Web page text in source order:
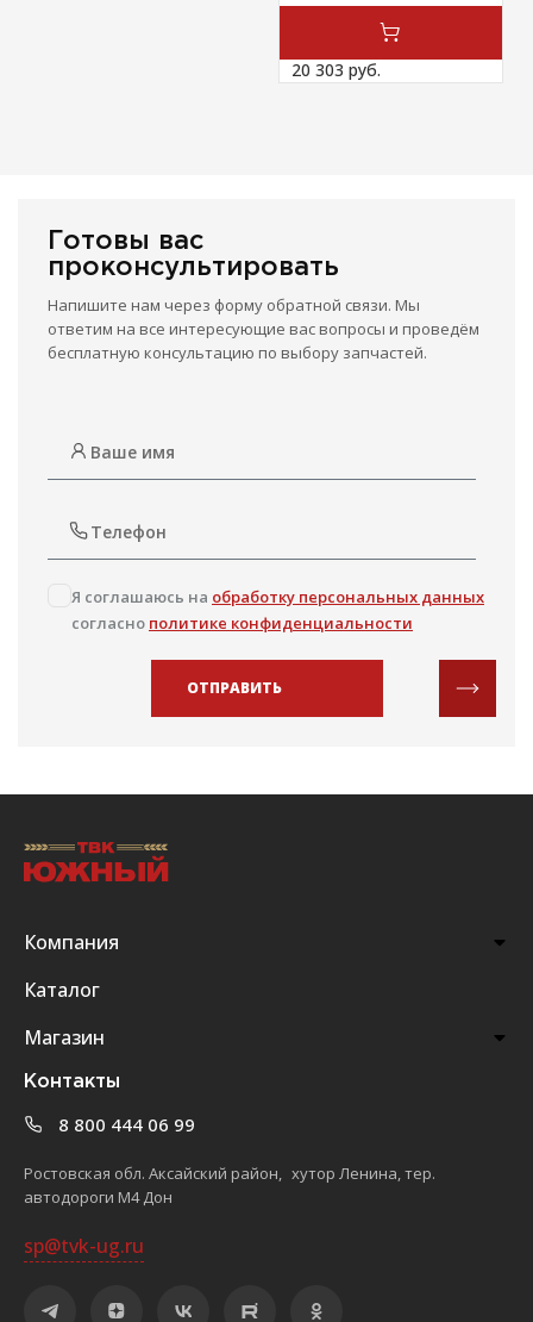
20 303 руб.
Готовы вас
проконсультировать
Напишите нам через форму обратной связи. Мы
ответим на все интересующие вас вопросы и проведём
бесплатную консультацию по выбору запчастей.
Я соглашаюсь на обработку персональных данных
согласно политике конфиденциальности
ОТПРАВИТЬ
Компания
Каталог
Магазин
Контакты
8 800 444 06 99
Ростовская обл. Аксайский район, хутор Ленина, тер.
автодороги М4 Дон
sp@tvk-ug.ru